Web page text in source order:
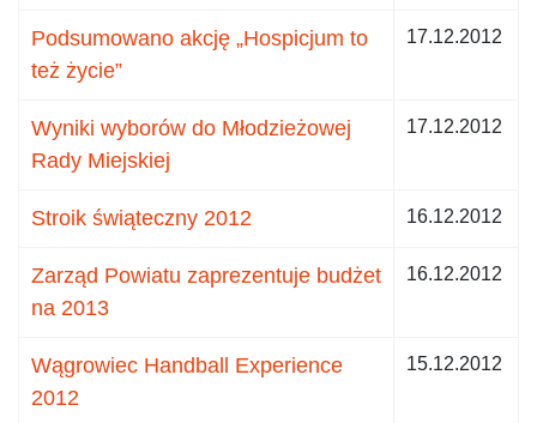
Podsumowano akcję „Hospicjum to
też życie”
17.12.2012
Wyniki wyborów do Młodzieżowej
Rady Miejskiej
17.12.2012
Stroik świąteczny 2012 16.12.2012
Zarząd Powiatu zaprezentuje budżet
na 2013
16.12.2012
Wągrowiec Handball Experience
2012
15.12.2012